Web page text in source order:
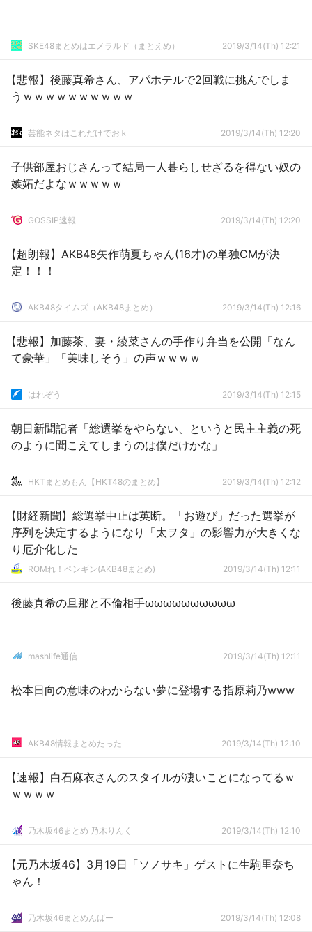
SKE48まとめはエメラルド（まとえめ） 2019/3/14(Th) 12:21
【悲報】後藤真希さん、アパホテルで2回戦に挑んでしま
うｗｗｗｗｗｗｗｗｗｗ
芸能ネタはこれだけでおｋ 2019/3/14(Th) 12:20
子供部屋おじさんって結局一人暮らしせざるを得ない奴の
嫉妬だよなｗｗｗｗｗ
GOSSIP速報 2019/3/14(Th) 12:20
【超朗報】AKB48矢作萌夏ちゃん(16才)の単独CMが決
定！！！
AKB48タイムズ（AKB48まとめ） 2019/3/14(Th) 12:16
【悲報】加藤茶、妻・綾菜さんの手作り弁当を公開「なん
て豪華」「美味しそう」の声ｗｗｗｗ
はれぞう 2019/3/14(Th) 12:15
朝日新聞記者「総選挙をやらない、というと民主主義の死
のように聞こえてしまうのは僕だけかな」
HKTまとめもん【HKT48のまとめ】 2019/3/14(Th) 12:12
【財経新聞】総選挙中止は英断。「お遊び」だった選挙が
序列を決定するようになり「太ヲタ」の影響力が大きくな
り厄介化した
ROMれ！ペンギン(AKB48まとめ) 2019/3/14(Th) 12:11
後藤真希の旦那と不倫相手ωωωωωωωωωω
mashlife通信 2019/3/14(Th) 12:11
松本日向の意味のわからない夢に登場する指原莉乃www
AKB48情報まとめたった 2019/3/14(Th) 12:10
【速報】白石麻衣さんのスタイルが凄いことになってるｗ
ｗｗｗｗ
乃木坂46まとめ 乃木りんく 2019/3/14(Th) 12:10
【元乃木坂46】3月19日「ソノサキ」ゲストに生駒里奈ち
ゃん！
乃木坂46まとめんばー 2019/3/14(Th) 12:08